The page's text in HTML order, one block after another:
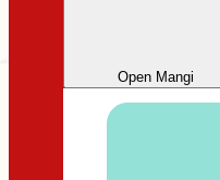
Open Mangi